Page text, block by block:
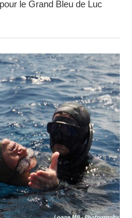
le Grand Bleu de Luc